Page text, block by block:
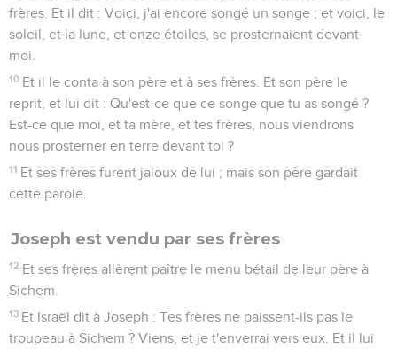
frères. Et il dit : Voici, j'ai encore songé un songe ; et voici, le
soleil, et la lune, et onze étoiles, se prosternaient devant
moi.
10 Et il le conta à son père et à ses frères. Et son père le
reprit, et lui dit : Qu'est-ce que ce songe que tu as songé ?
Est-ce que moi, et ta mère, et tes frères, nous viendrons
nous prosterner en terre devant toi ?
11 Et ses frères furent jaloux de lui ; mais son père gardait
cette parole.
Joseph est vendu par ses frères
12 Et ses frères allèrent paître le menu bétail de leur père à
Sichem.
13 Et Israël dit à Joseph : Tes frères ne paissent-ils pas le
troupeau à Sichem ? Viens, et je t'enverrai vers eux. Et il lui